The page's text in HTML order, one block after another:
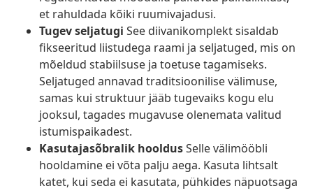
et rahuldada kõiki ruumivajadusi.
Tugev seljatugi See diivanikomplekt sisaldab
fikseeritud liistudega raami ja seljatuged, mis on
mõeldud stabiilsuse ja toetuse tagamiseks.
Seljatuged annavad traditsioonilise välimuse,
samas kui struktuur jääb tugevaiks kogu elu
jooksul, tagades mugavuse olenemata valitud
istumispaikadest.
Kasutajasõbralik hooldusSelle välimööbli
hooldamine ei võta palju aega. Kasuta lihtsalt
katet, kui seda ei kasutata, pühkides näpuotsaga